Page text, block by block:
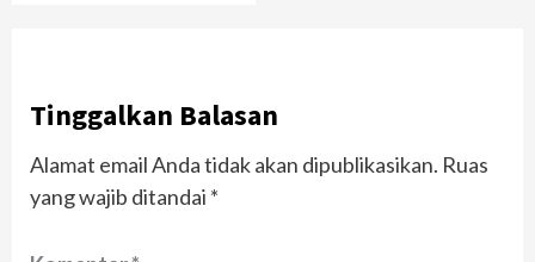
Tinggalkan Balasan
Alamat email Anda tidak akan dipublikasikan. Ruas
yang wajib ditandai *